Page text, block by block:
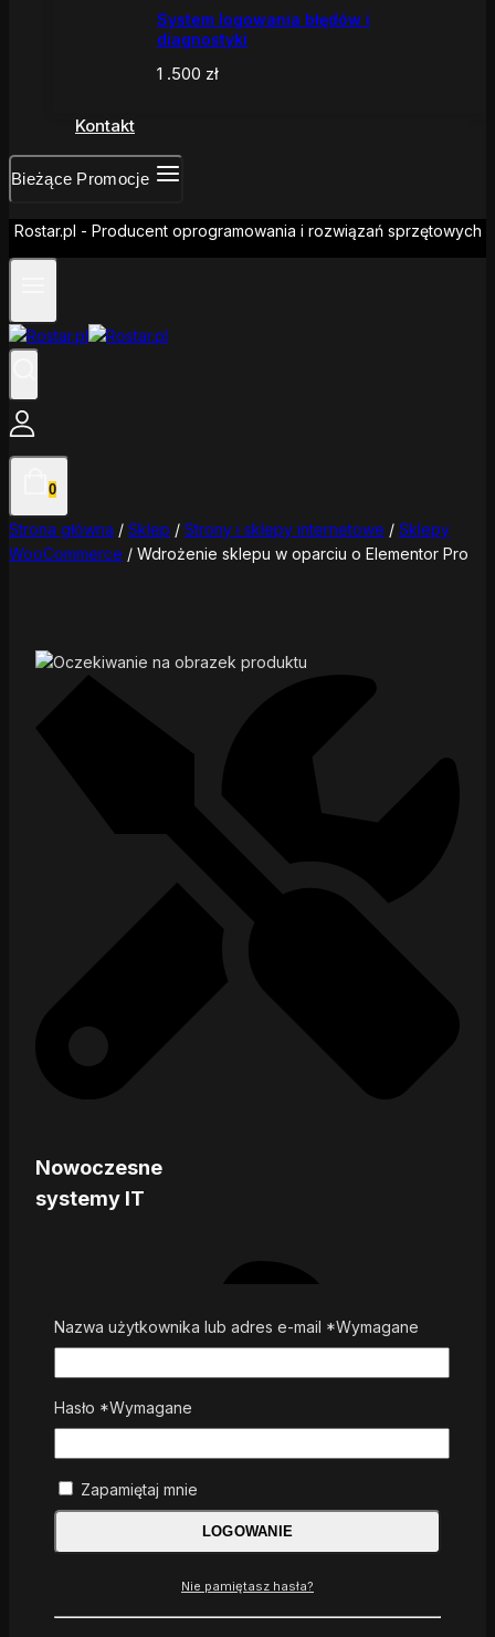
System logowania błędów i
diagnostyki
1 .500 zł
Kontakt
Bieżące Promocje
Rostar.pl - Producent oprogramowania i rozwiązań sprzętowych
0
Strona główna / Sklep / Strony i sklepy internetowe / Sklepy
WooCommerce / Wdrożenie sklepu w oparciu o Elementor Pro
Nowoczesne
systemy IT
Nazwa użytkownika lub adres e-mail *Wymagane
Hasło *Wymagane
Zapamiętaj mnie
LOGOWANIE
Nie pamiętasz hasła?